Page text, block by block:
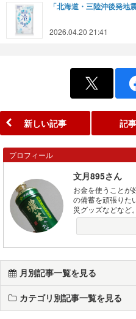
「北海道・三陸沖後発地
2026.04.20 21:41
新しい記事 記
プロフィール
文月895さん
お金を使うことが
の備蓄を頑張りた
災グッズなどなど。
月別記事一覧を見る
カテゴリ別記事一覧を見る